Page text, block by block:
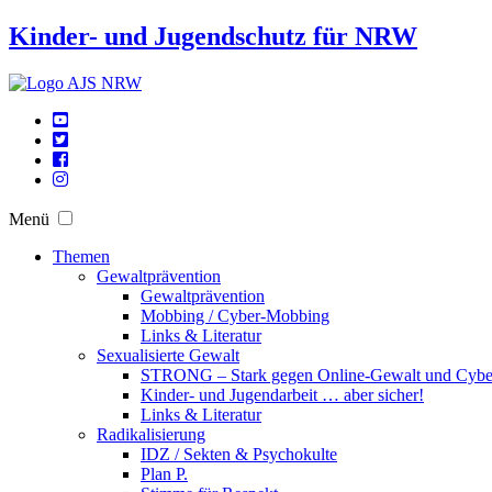
Kinder- und Jugendschutz für NRW
Menü
Themen
Gewaltprävention
Gewaltprävention
Mobbing / Cyber-Mobbing
Links & Literatur
Sexualisierte Gewalt
STRONG – Stark gegen Online-Gewalt und
Kinder- und Jugendarbeit … aber sicher!
Links & Literatur
Radikalisierung
IDZ / Sekten & Psychokulte
Plan P.